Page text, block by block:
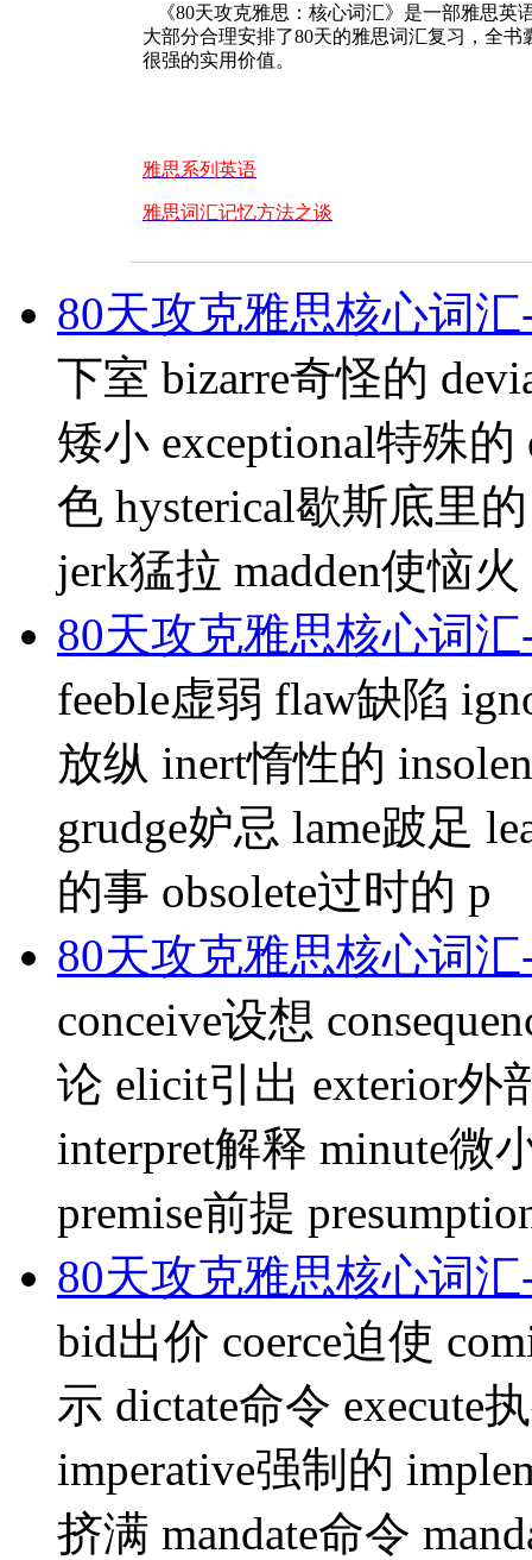
《80天攻克雅思：核心词汇》是一部雅思英
大部分合理安排了80天的雅思词汇复习，全
很强的实用价值。
雅思系列英语
雅思词汇记忆方法之谈
80天攻克雅思核心词汇
下室 bizarre奇怪的
矮小 exceptional特殊
色 hysterical歇斯底里
jerk猛拉 madden使恼火
80天攻克雅思核心词汇
feeble虚弱 flaw缺陷
放纵 inert惰性的
grudge妒忌 lame跛足
的事 obsolete过时的 p
80天攻克雅思核心词汇
conceive设想
论 elicit引出 exterior外
interpret解释 minute微
premise前提
80天攻克雅思核心词汇
bid出价 coerce迫使
示 dictate命令 execute
imperative强制的
挤满 mandate命令